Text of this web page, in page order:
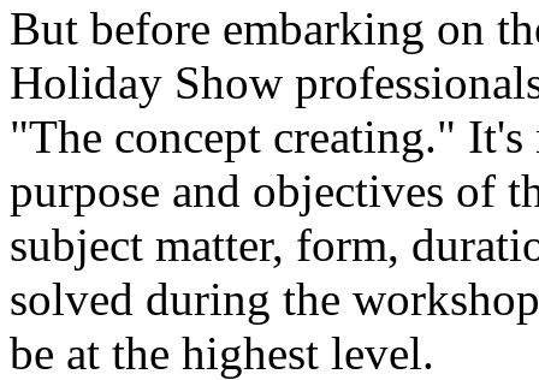
But before embarking on
Holiday Show
"The concept creating." It's
purpose and objectives of
subject matter, form,
solved during the
be at the highest level.